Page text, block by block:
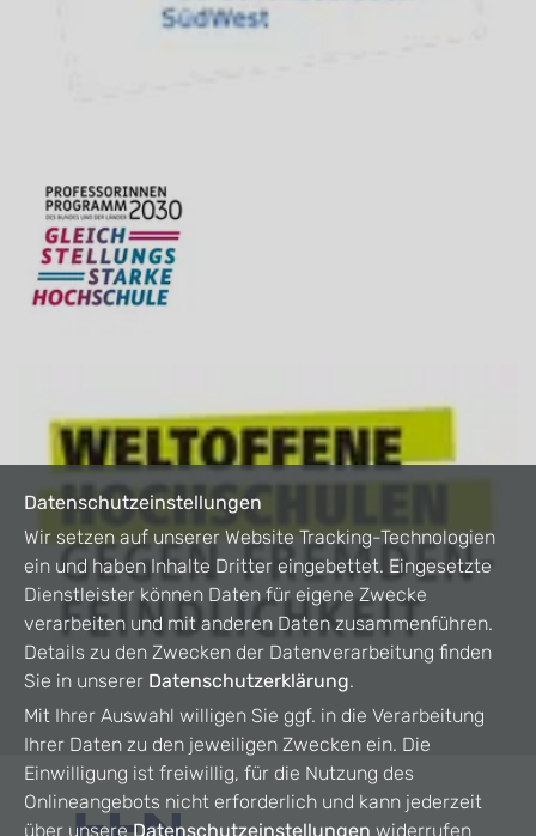
Datenschutzeinstellungen
Wir setzen auf unserer Website Tracking-Technologien
ein und haben Inhalte Dritter eingebettet. Eingesetzte
Dienstleister können Daten für eigene Zwecke
verarbeiten und mit anderen Daten zusammenführen.
Details zu den Zwecken der Datenverarbeitung finden
Sie in unserer Datenschutzerklärung.
Mit Ihrer Auswahl willigen Sie ggf. in die Verarbeitung
Ihrer Daten zu den jeweiligen Zwecken ein. Die
Einwilligung ist freiwillig, für die Nutzung des
Onlineangebots nicht erforderlich und kann jederzeit
über unsereDatenschutzeinstellungen widerrufen